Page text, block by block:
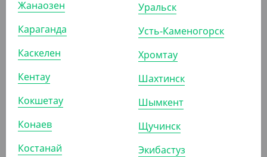
Перчатки из нитровинила смотровые, черные,
размер М, VerdeVita
-10%
Жанаозен
Караганда
Каскелен
Кентау
Кокшетау
Конаев
Костанай
Уральск
Усть-Каменогорск
Хромтау
Шахтинск
Шымкент
Щучинск
Экибастуз